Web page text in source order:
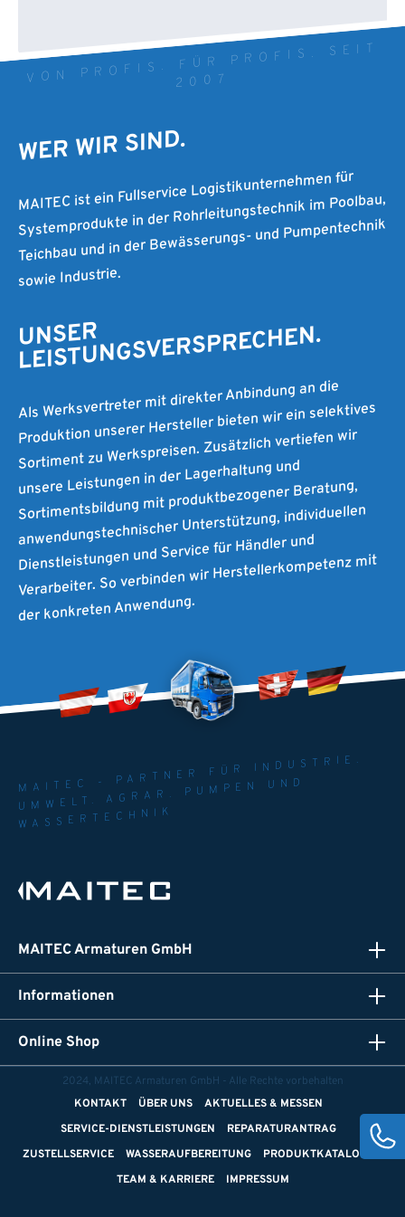
VON PROFIS. FÜR PROFIS. SEIT
2007
WER WIR SIND.
MAITEC ist ein Fullservice Logistikunternehmen für
Systemprodukte in der Rohrleitungstechnik im Poolbau,
Teichbau und in der Bewässerungs- und Pumpentechnik
sowie Industrie.
UNSER
LEISTUNGSVERSPRECHEN.
Als Werksvertreter mit direkter Anbindung an die
Produktion unserer Hersteller bieten wir ein selektives
Sortiment zu Werkspreisen. Zusätzlich vertiefen wir
unsere Leistungen in der Lagerhaltung und
Sortimentsbildung mit produktbezogener Beratung,
anwendungstechnischer Unterstützung, individuellen
Dienstleistungen und Service für Händler und
Verarbeiter. So verbinden wir Herstellerkompetenz mit
der konkreten Anwendung.
MAITEC - PARTNER FÜR INDUSTRIE.
UMWELT. AGRAR. PUMPEN UND
WASSERTECHNIK
MAITEC Armaturen GmbH
Informationen
Online Shop
2024, MAITEC Armaturen GmbH - Alle Rechte vorbehalten
KONTAKT
ÜBER UNS
AKTUELLES & MESSEN
SERVICE-DIENSTLEISTUNGEN
REPARATURANTRAG
ZUSTELLSERVICE
WASSERAUFBEREITUNG
PRODUKTKATALOGE
TEAM & KARRIERE
IMPRESSUM